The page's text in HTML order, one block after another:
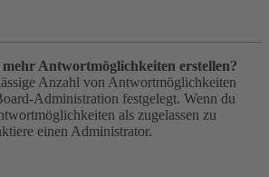
Antwortmöglichkeiten erstellen?
Anzahl von Antwortmöglichkeiten
Administration festgelegt. Wenn du
als zugelassen zu
einen Administrator.